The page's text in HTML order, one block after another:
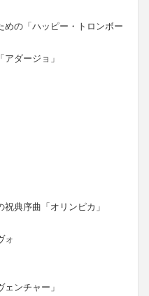
めの「ハッピー・トロンボー
ダージョ」
典序曲「オリンピカ」
ォ
ンチャー」